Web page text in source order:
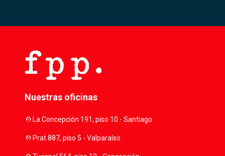
Nuestras oficinas
location_onLa Concepción 191, piso 10 - Santiago
location_onPrat 887, piso 5 - Valparaíso